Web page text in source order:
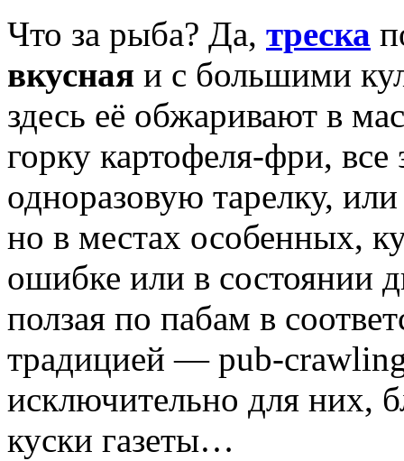
Что за рыба? Да, треска
вкусная и с большими
здесь её обжаривают в
горку картофеля-фри,
одноразовую тарелку,
но в местах особенных,
ошибке или в состоянии
ползая по пабам в
традицией — pub-
исключительно для них,
куски газеты…